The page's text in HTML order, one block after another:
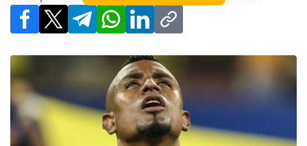
Facebook
X TelegramWhatsApp
LinkedInCopy link